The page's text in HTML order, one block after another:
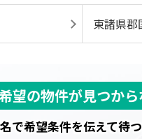
東諸県郡
望の物件が見つか
で希望条件を伝えて待